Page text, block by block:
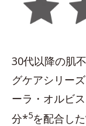
30代以降の肌
グケアシリー
ーラ・オルビ
分*5を配合し